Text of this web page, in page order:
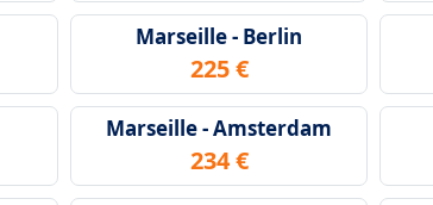
Marseille - Berlin
225 €
Marseille - Amsterdam
234 €